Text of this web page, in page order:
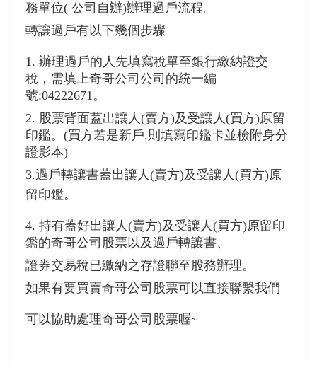
務單位( 公司自辦)辦理過戶流程。
轉讓過戶有以下幾個步驟
1. 辦理過戶的人先填寫稅單至銀行繳納證交
稅，需填上奇哥公司公司的統一編
號:04222671。
2. 股票背面蓋出讓人(賣方)及受讓人(買方)原留
印鑑。(買方若是新戶,則填寫印鑑卡並檢附身分
證影本)
3.過戶轉讓書蓋出讓人(賣方)及受讓人(買方)原
留印鑑。
4. 持有蓋好出讓人(賣方)及受讓人(買方)原留印
鑑的奇哥公司股票以及過戶轉讓書、
證券交易稅已繳納之存證聯至股務辦理。
如果有要買賣奇哥公司股票可以直接聯繫我們
可以協助處理奇哥公司股票喔~